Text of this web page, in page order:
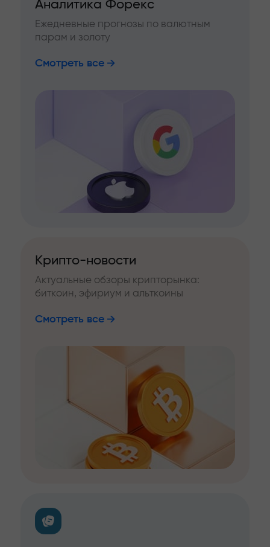
Аналитика Форекс
Ежедневные прогнозы по валютным
парам и золоту
Смотреть все
Крипто-новости
Актуальные обзоры крипторынка:
биткоин, эфириум и альткоины
Смотреть все